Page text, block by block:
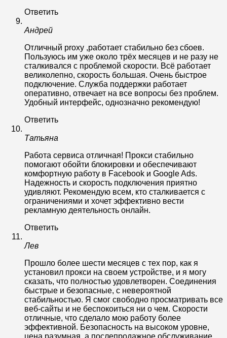
Ответить
Андрей
Отличный proxy ,работает стабильно без сбоев.
Пользуюсь им уже около трёх месяцев и не разу не
сталкивался с проблемой скорости. Всё работает
великолепно, скорость большая. Очень быстрое
подключение. Служба поддержки работает
оперативно, отвечает на все вопросы без проблем.
Удобный интерфейс, однозначно рекомендую!
Ответить
Татьяна
Работа сервиса отличная! Прокси стабильно
помогают обойти блокировки и обеспечивают
комфортную работу в Facebook и Google Ads.
Надежность и скорость подключения приятно
удивляют. Рекомендую всем, кто сталкивается с
ограничениями и хочет эффективно вести
рекламную деятельность онлайн.
Ответить
Лев
Прошло более шести месяцев с тех пор, как я
установил прокси на своем устройстве, и я могу
сказать, что полностью удовлетворен. Соединения
быстрые и безопасные, с невероятной
стабильностью. Я смог свободно просматривать все
веб-сайты и не беспокоиться ни о чем. Скорости
отличные, что сделало мою работу более
эффективной. Безопасность на высоком уровне,